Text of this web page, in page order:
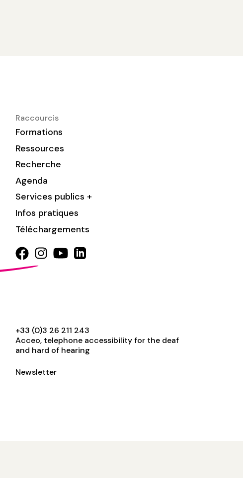
Raccourcis
Formations
Ressources
Recherche
Agenda
Services publics +
Infos pratiques
Téléchargements
+33 (0)3 26 211 243
Acceo, telephone accessibility for the deaf
and hard of hearing
Newsletter